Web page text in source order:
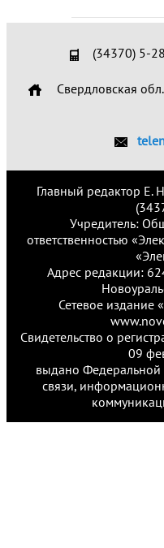
(34370) 5-
Свердловская
Главный редактор Е.
Учредитель:
ответственностью
Адрес редакции:
Сетевое издание
Свидетельство о
09
выдано Федеральной
связи,